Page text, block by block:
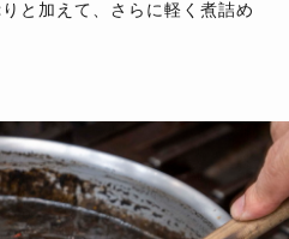
と加えて、さらに軽く煮詰め